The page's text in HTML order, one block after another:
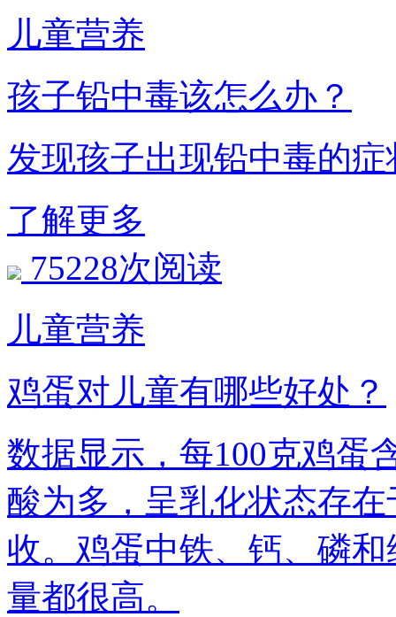
儿童营养
孩子铅中毒该怎么办？
发现孩子出现铅中毒的症状
了解更多
75228次阅读
儿童营养
鸡蛋对儿童有哪些好处？
数据显示，每100克鸡蛋
酸为多，呈乳化状态存在
收。鸡蛋中铁、钙
量都很高。